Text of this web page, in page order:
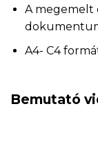
A megemelt
A4- C4
Bemutató